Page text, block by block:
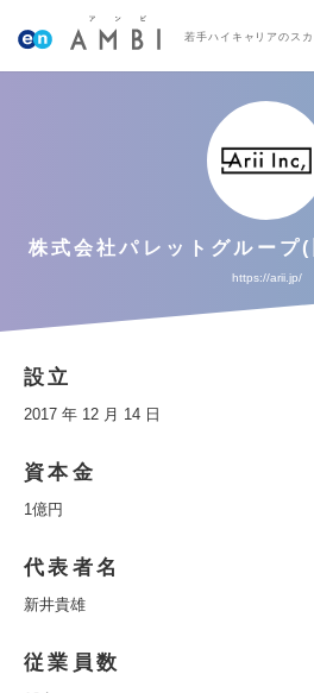
若手ハイキャリアのス
株式会社パレットグルー
https://arii.jp/
設立
2017 年 12 月 14 日
資本金
1億円
代表者名
新井貴雄
従業員数